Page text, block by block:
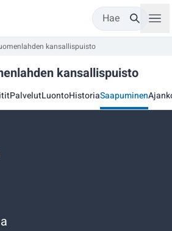
Hae
kansallispuisto
kansallispuisto
PalvelutLuontoHistoriaSaapuminen